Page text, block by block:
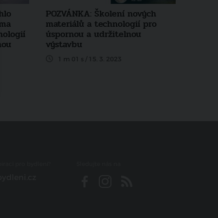
POZVÁNKA: Školení nových
materiálů a technologií pro
úspornou a udržitelnou
výstavbu
1 m 01 s / 15. 3. 2023